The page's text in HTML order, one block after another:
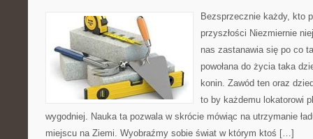
Bezsprzecznie każdy, kto
przyszłości Niezmiernie
nas zastanawia się po co
powołana do życia taka
konin. Zawód ten oraz
to by każdemu lokatorowi
wygodniej. Nauka ta pozwala w skrócie mówiąc na utrzymanie
miejscu na Ziemi. Wyobraźmy sobie świat w którym ktoś […]